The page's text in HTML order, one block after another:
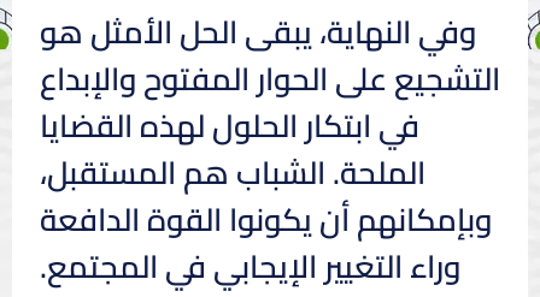
وفي النهاية، يبقى الحل الأمثل هو
التشجيع على الحوار المفتوح والإبداع
في ابتكار الحلول لهذه القضايا
الملحة. الشباب هم المستقبل،
وبإمكانهم أن يكونوا القوة الدافعة
وراء التغيير الإيجابي في المجتمع.